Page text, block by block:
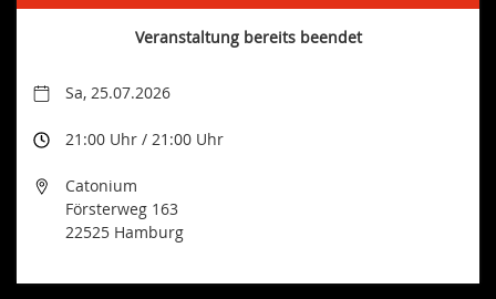
Veranstaltung bereits beendet
Sa, 25.07.2026
21:00 Uhr / 21:00 Uhr
Catonium
Försterweg 163
22525 Hamburg